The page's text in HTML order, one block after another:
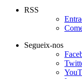
RSS
Segueix-nos